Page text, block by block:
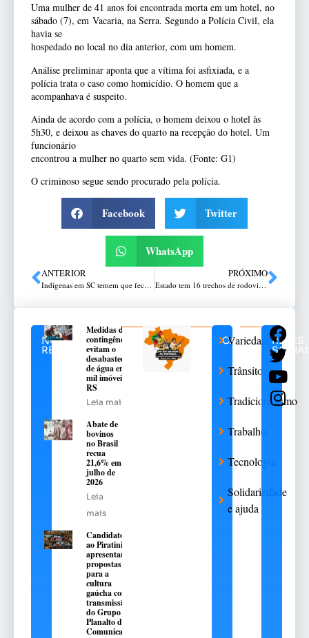
Uma mulher de 41 anos foi encontrada morta em um hotel, no
sábado (7), em Vacaria, na Serra. Segundo a Polícia Civil, ela
havia se
hospedado no local no dia anterior, com um homem.
Análise preliminar aponta que a vítima foi asfixiada, e a
polícia trata o caso como homicídio. O homem que a
acompanhava é suspeito.
Ainda de acordo com a polícia, o homem deixou o hotel às
5h30, e deixou as chaves do quarto na recepção do hotel. Um
funcionário
encontrou a mulher no quarto sem vida. (Fonte: G1)
O criminoso segue sendo procurado pela polícia.
Facebook Twitter
WhatsApp
ANTERIOR
Indígenas em SC temem que fechamento de barragem inunde aldeia
PRÓXIMO
Estado tem 16 trechos de rodovias com bloqueios
NOTÍCIAS
RELACIONADAS
Medidas de
contingência
evitam o
desabastecimento
de água em 376
mil imóveis no
RS
Leia mais
Abate de
bovinos
no Brasil
recua
21,6% em
julho de
2026
Leia
mais
Candidatos
ao Piratini
apresentarão
propostas
para a
cultura
gaúcha com
transmissão
do Grupo
Planalto de
Comunicação
CATEGORIAS
Variedades
Trânsito
Tradicionalismo
Trabalho
Tecnologia
Solidariedade
e ajuda
REDES